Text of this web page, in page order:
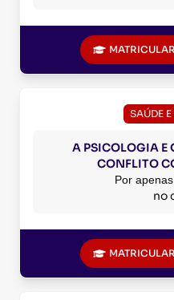
MATRICULAR
SAÚDE
A PSICOLOGIA E
CONFLITO
Por apenas
no
MATRICULAR